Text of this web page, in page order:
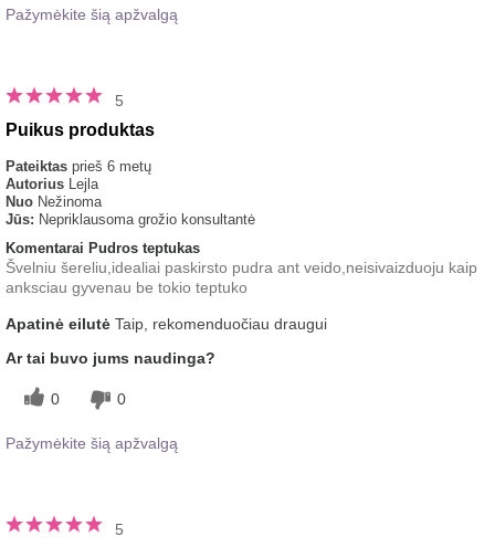
Pažymėkite šią apžvalgą
5
Puikus produktas
Pateiktas prieš 6 metų
Autorius Lejla
Nuo Nežinoma
Jūs: Nepriklausoma grožio konsultantė
Komentarai Pudros teptukas
Švelniu šereliu,idealiai paskirsto pudra ant veido,neisivaizduoju kaip
anksciau gyvenau be tokio teptuko
Apatinė eilutė Taip, rekomenduočiau draugui
Ar tai buvo jums naudinga?
0 0
Pažymėkite šią apžvalgą
5